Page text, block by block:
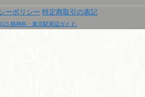
ーポリシー 特定商取引の表記
精神科・東京駅周辺ガイド.